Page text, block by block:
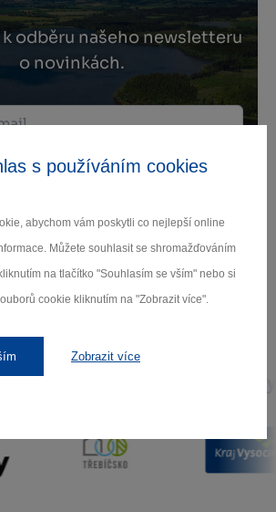
s používáním cookies
abychom vám poskytli co nejlepší online
Můžete souhlasit se shromažďováním
na tlačítko "Souhlasím se vším" nebo si
cookie kliknutím na "Zobrazit více".
Zobrazit více
odběru našeho newsletteru
o novinkách.
osobních údajů.